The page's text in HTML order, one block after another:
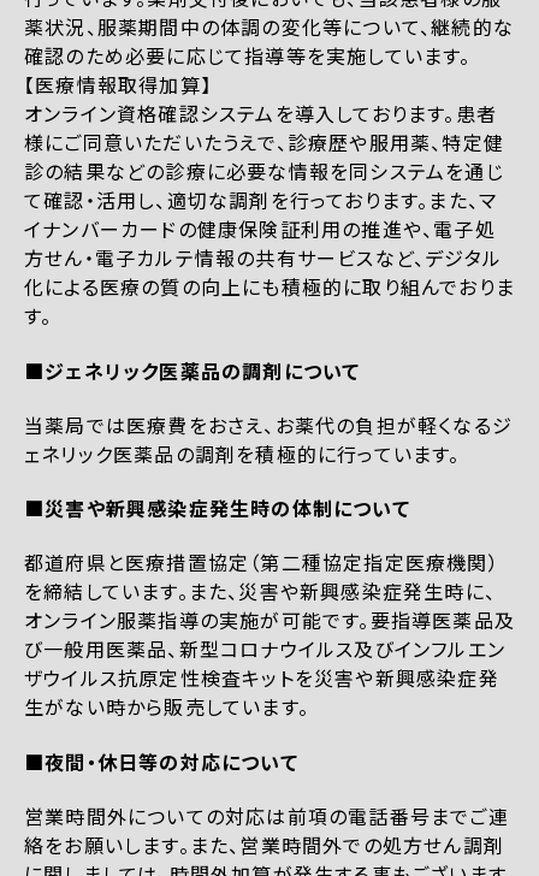
薬状況、服薬期間中の体調の変化等について、継続的な
確認のため必要に応じて指導等を実施しています。
【医療情報取得加算】
オンライン資格確認システムを導入しております。患者
様にご同意いただいたうえで、診療歴や服用薬、特定健
診の結果などの診療に必要な情報を同システムを通じ
て確認・活用し、適切な調剤を行っております。また、マ
イナンバーカードの健康保険証利用の推進や、電子処
方せん・電子カルテ情報の共有サービスなど、デジタル
化による医療の質の向上にも積極的に取り組んでおりま
す。
■ジェネリック医薬品の調剤について
当薬局では医療費をおさえ、お薬代の負担が軽くなるジ
ェネリック医薬品の調剤を積極的に行っています。
■災害や新興感染症発生時の体制について
都道府県と医療措置協定（第二種協定指定医療機関）
を締結しています。また、災害や新興感染症発生時に、
オンライン服薬指導の実施が可能です。要指導医薬品及
び一般用医薬品、新型コロナウイルス及びインフルエン
ザウイルス抗原定性検査キットを災害や新興感染症発
生がない時から販売しています。
■夜間・休日等の対応について
営業時間外についての対応は前項の電話番号までご連
絡をお願いします。また、営業時間外での処方せん調剤